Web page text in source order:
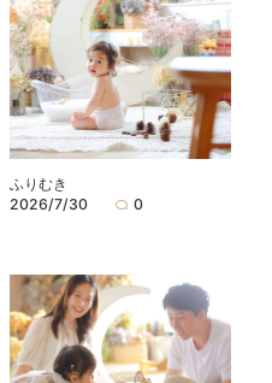
ふりむき
2026/7/30
0